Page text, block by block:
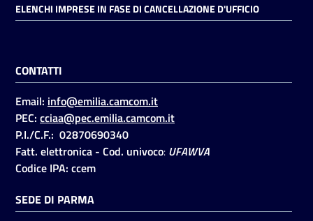
ELENCHI IMPRESE IN FASE DI CANCELLAZIONE D'UFFICIO
CONTATTI
Email: info@emilia.camcom.it
PEC: cciaa@pec.emilia.camcom.it
P.I./C.F.: 02870690340
Fatt. elettronica - Cod. univoco: UFAWVA
Codice IPA: ccem
SEDE DI PARMA